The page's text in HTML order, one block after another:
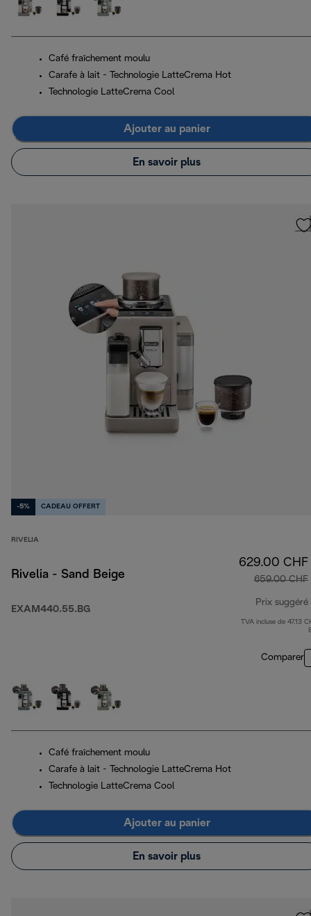
Café fraîchement moulu
Carafe à lait - Technologie LatteCrema Hot
Technologie LatteCrema Cool
Ajouter au panier
En savoir plus
-5% CADEAU OFFERT
RIVELIA
Rivelia - Sand Beige
EXAM440.55.BG
629.00 CHF
659.00 CHF
Prix suggéré
TVA incluse de 47.13
Comparer
Café fraîchement moulu
Carafe à lait - Technologie LatteCrema Hot
Technologie LatteCrema Cool
Ajouter au panier
En savoir plus